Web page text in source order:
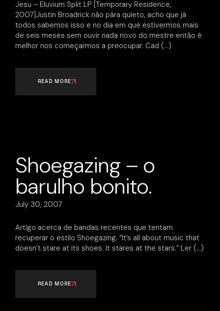
Jesu – Eluvium Split LP [Temporary Residence,
2007]Justin Broadrick não pára quieto, acho que já
todos sabemos isso e no dia em que estivermos mais
de seis meses sem ouvir nada novo do mestre então é
melhor nos começarmos a preocupar. Cad
READ MORE
Shoegazing – o
barulho bonito.
July 30, 2007
Artigo acerca de bandas recentes que tentam
recuperar o estilo Shoegazing. “It’s all about music that
doesn’t stare at its shoes. It stares at the stars.” Ler
READ MORE